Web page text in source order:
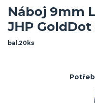
Náboj 9mm
JHP
bal.20ks